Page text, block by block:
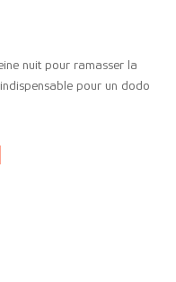
nuit pour ramasser la
pour un dodo